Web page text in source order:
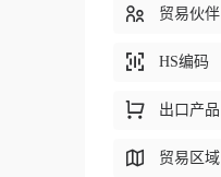
贸易伙伴
HS编码
出口产品
贸易区域